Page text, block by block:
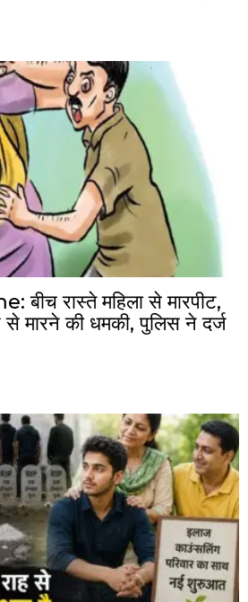
रास्ते महिला से मारपीट,
मारने की धमकी, पुलिस ने दर्ज